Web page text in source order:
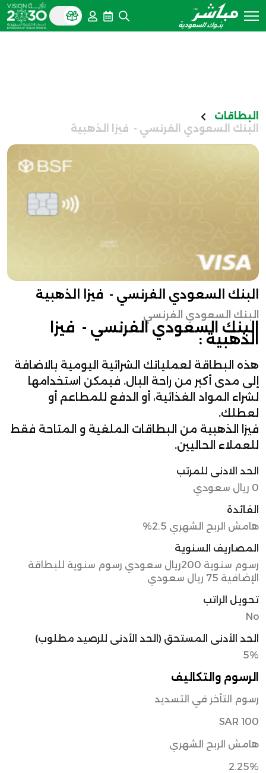
البطاقات
البنك السعودي الفرنسي - فيزا الذهبية
البنك السعودي الفرنسي - فيزا الذهبية
البنك السعودي الفرنسي
البنك السعودي الفرنسي - فيزا
الذهبية :
هذه البطاقة لعملياتك الشرائية اليومية بالاضافة
إلى مدى أكبر من راحة البال. فيمكن استخدامها
لشراء المواد الغذائية، أو الدفع للمطاعم أو
لعطلك.
فيزا الذهبية من البطاقات الملغية و المتاحة فقط
للعملاء الحاليين.
الحد الادنى للمرتب
0 ريال سعودي
الفائدة
هامش الربح الشهري 2.5%
المصاريف السنوية
رسوم سنوية 200ريال سعودي رسوم سنوية للبطاقة
الإضافية 75 ريال سعودي
تحويل الراتب
No
الحد الأدنى المستحق (الحد الأدنى للرصيد مطلوب)
5%
الرسوم والتكاليف
رسوم التأخر في التسديد
SAR 100
هامش الربح الشهري
2.25%